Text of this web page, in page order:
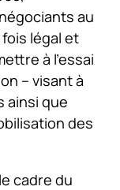
au
fois légal et
à l’essai
– visant à
ainsi que
des
cadre du